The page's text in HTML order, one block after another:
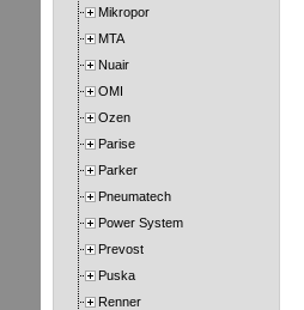
Mikropor
MTA
Nuair
OMI
Ozen
Parise
Parker
Pneumatech
Power System
Prevost
Puska
Renner